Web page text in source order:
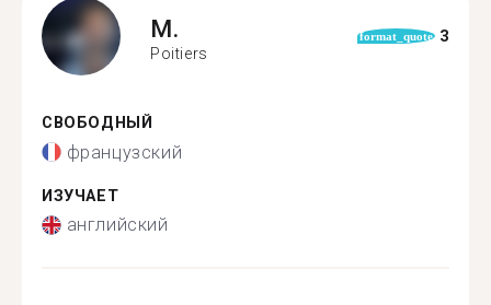
M.
Poitiers
format_quote 3
СВОБОДНЫЙ
французский
ИЗУЧАЕТ
английский